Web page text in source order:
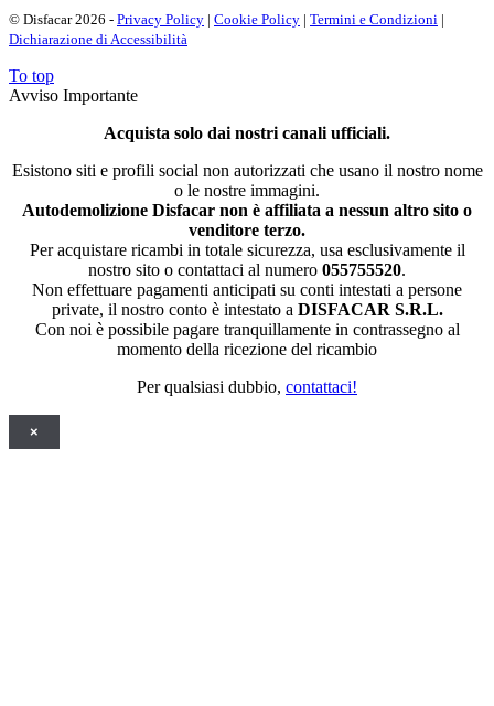
© Disfacar 2026 - Privacy Policy | Cookie Policy | Termini e Condizioni |
Dichiarazione di Accessibilità
To top
Avviso Importante
Acquista solo dai nostri canali ufficiali.
Esistono siti e profili social non autorizzati che usano il nostro nome
o le nostre immagini.
Autodemolizione Disfacar non è affiliata a nessun altro sito o
venditore terzo.
Per acquistare ricambi in totale sicurezza, usa esclusivamente il
nostro sito o contattaci al numero 055755520.
Non effettuare pagamenti anticipati su conti intestati a persone
private, il nostro conto è intestato a DISFACAR S.R.L.
Con noi è possibile pagare tranquillamente in contrassegno al
momento della ricezione del ricambio
Per qualsiasi dubbio, contattaci!
×